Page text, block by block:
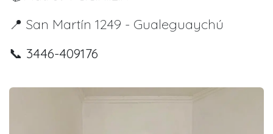
📍 San Martín 1249 - Gualeguaychú
📞 3446-409176